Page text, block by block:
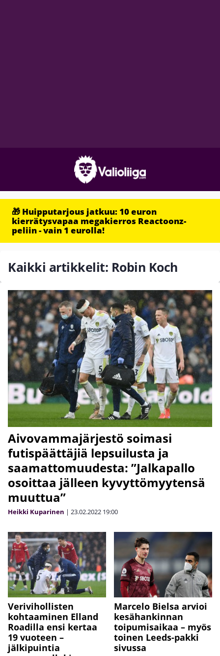
🎁 Huipputarjous jatkuu: 10 euron
kierrätysvapaa megakierros Reactoonz-
peliin - vain 1 eurolla!
Kaikki artikkelit: Robin Koch
Aivovammajärjestö soimasi
futispäättäjiä lepsuilusta ja
saamattomuudesta: ”Jalkapallo
osoittaa jälleen kyvyttömyytensä
muuttua”
Heikki Kuparinen | 23.02.2022 19:00
Verivihollisten
kohtaaminen Elland
Roadilla ensi kertaa
19 vuoteen –
jälkipuintia
Marcelo Bielsa arvioi
kesähankinnan
toipumisaikaa – myös
toinen Leeds-pakki
sivussa